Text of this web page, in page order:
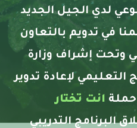
لدي الجيل الجديد
في تدويم بالتعاون
وتحت إشراف وزارة
التعليمي لإعادة تدوير
انت تختار
البرنامج التدريبي